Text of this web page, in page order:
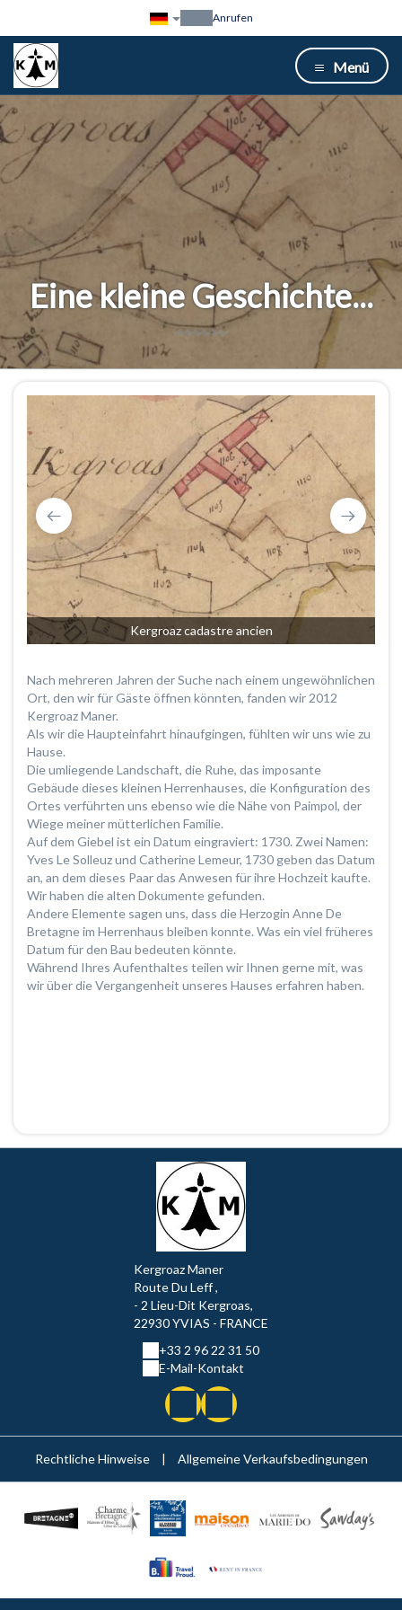
Anrufen
Menü
Eine kleine Geschichte...
Kergroaz cadastre ancien
Nach mehreren Jahren der Suche nach einem ungewöhnlichen
Ort, den wir für Gäste öffnen könnten, fanden wir 2012
Kergroaz Maner.
Als wir die Haupteinfahrt hinaufgingen, fühlten wir uns wie zu
Hause.
Die umliegende Landschaft, die Ruhe, das imposante
Gebäude dieses kleinen Herrenhauses, die Konfiguration des
Ortes verführten uns ebenso wie die Nähe von Paimpol, der
Wiege meiner mütterlichen Familie.
Auf dem Giebel ist ein Datum eingraviert: 1730. Zwei Namen:
Yves Le Solleuz und Catherine Lemeur, 1730 geben das Datum
an, an dem dieses Paar das Anwesen für ihre Hochzeit kaufte.
Wir haben die alten Dokumente gefunden.
Andere Elemente sagen uns, dass die Herzogin Anne De
Bretagne im Herrenhaus bleiben konnte. Was ein viel früheres
Datum für den Bau bedeuten könnte.
Während Ihres Aufenthaltes teilen wir Ihnen gerne mit, was
wir über die Vergangenheit unseres Hauses erfahren haben.
Kergroaz Maner
Route Du Leff ,
- 2 Lieu-Dit Kergroas,
22930 YVIAS - FRANCE
+33 2 96 22 31 50
E-Mail-Kontakt
Rechtliche Hinweise | Allgemeine Verkaufsbedingungen